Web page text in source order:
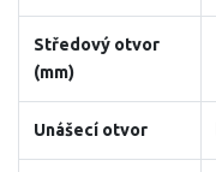
Středový otvor
(mm)
Unášecí otvor